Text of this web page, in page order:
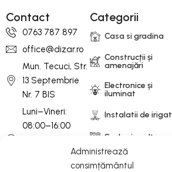
Administrează
consimțământul
Contact
0763 787 897
office@dizar.ro
Mun. Tecuci, Str.
13 Septembrie
Nr. 7 BIS
Luni–Vineri:
08:00–16:00
Duminică: 08:00-
Categorii
Casa si gradina
Construcții și
amenajări
Electronice și
iluminat
Instalatii de irigat
Scule si unelte
Unelte electrice și
motorizate